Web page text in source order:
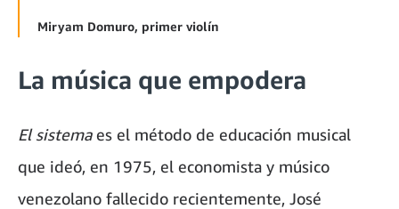
Miryam Domuro, primer violín
La música que empodera
El sistemaes el método de educación musical
que ideó, en 1975, el economista y músico
venezolano fallecido recientemente, José